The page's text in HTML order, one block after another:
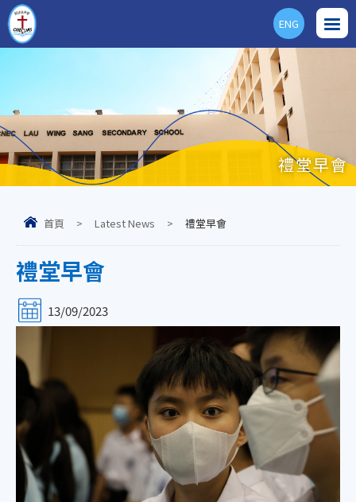
ENG
禮堂早會
首頁 > Latest News > 禮堂早會
禮堂早會
13/09/2023